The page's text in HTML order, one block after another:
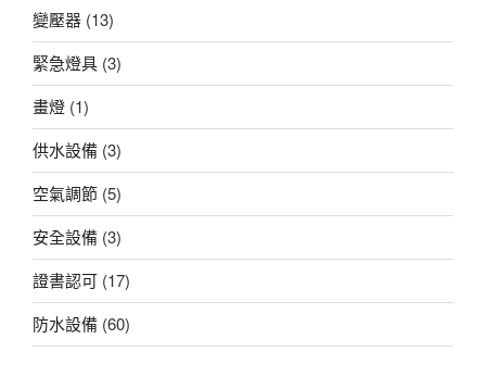
變壓器 (13)
緊急燈具 (3)
畫燈 (1)
供水設備 (3)
空氣調節 (5)
安全設備 (3)
證書認可 (17)
防水設備 (60)